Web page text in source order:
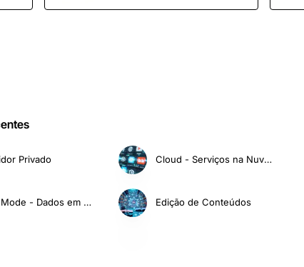
Privado Cloud - Serviços na Nuvem
Bulk Mode - Dados em Massa Edição de Conteúdos